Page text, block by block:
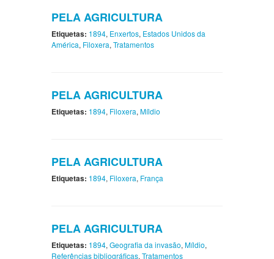
PELA AGRICULTURA
Etiquetas: 1894, Enxertos, Estados Unidos da
América, Filoxera, Tratamentos
PELA AGRICULTURA
Etiquetas: 1894, Filoxera, Míldio
PELA AGRICULTURA
Etiquetas: 1894, Filoxera, França
PELA AGRICULTURA
Etiquetas: 1894, Geografia da invasão, Míldio,
Referências bibliográficas, Tratamentos